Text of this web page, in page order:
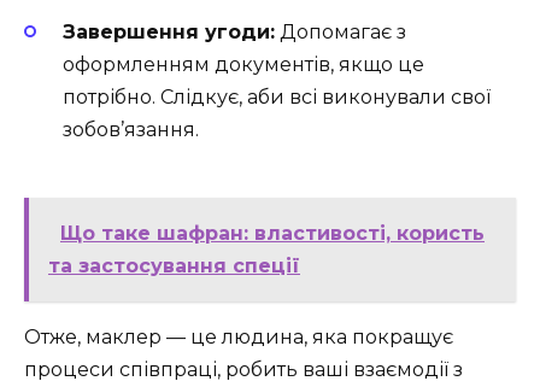
Завершення угоди: Допомагає з
оформленням документів, якщо це
потрібно. Слідкує, аби всі виконували свої
зобов’язання.
Що таке шафран: властивості, користь
та застосування спеції
Отже, маклер — це людина, яка покращує
процеси співпраці, робить ваші взаємодії з